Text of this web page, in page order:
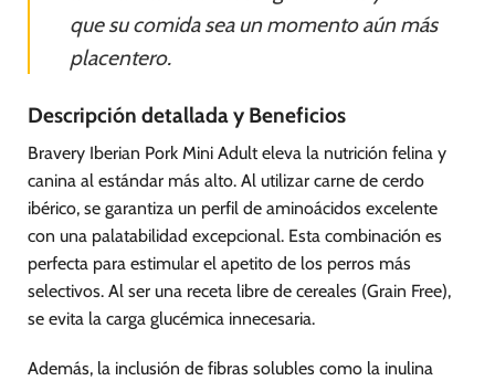
que su comida sea un momento aún más
placentero.
Descripción detallada y Beneficios
Bravery Iberian Pork Mini Adult eleva la nutrición felina y
canina al estándar más alto. Al utilizar carne de cerdo
ibérico, se garantiza un perfil de aminoácidos excelente
con una palatabilidad excepcional. Esta combinación es
perfecta para estimular el apetito de los perros más
selectivos. Al ser una receta libre de cereales (Grain Free),
se evita la carga glucémica innecesaria.
Además, la inclusión de fibras solubles como la inulina